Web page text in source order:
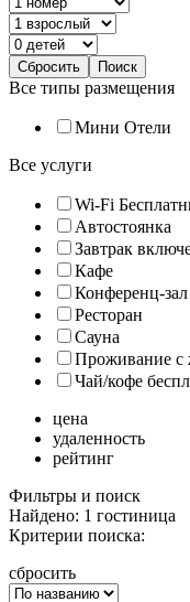
Все типы размещения
Мини Отели
Все услуги
Wi-Fi
Автостоянка
Завтрак
Кафе
Конференц-зал
Ресторан
Сауна
Проживание с
Чай/кофе
цена
удаленность
рейтинг
Фильтры и поиск
Найдено: 1 гостиница
Критерии поиска:
сбросить